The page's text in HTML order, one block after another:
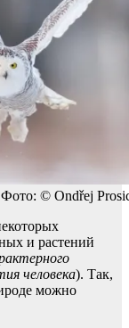
© Ondřej
и растений
человека). Так,
можно